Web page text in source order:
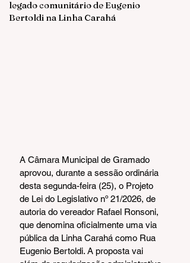
legado comunitário de Eugenio
Bertoldi na Linha Carahá
A Câmara Municipal de Gramado
aprovou, durante a sessão ordinária
desta segunda-feira (25), o Projeto
de Lei do Legislativo nº 21/2026, de
autoria do vereador Rafael Ronsoni,
que denomina oficialmente uma via
pública da Linha Carahá como Rua
Eugenio Bertoldi. A proposta vai